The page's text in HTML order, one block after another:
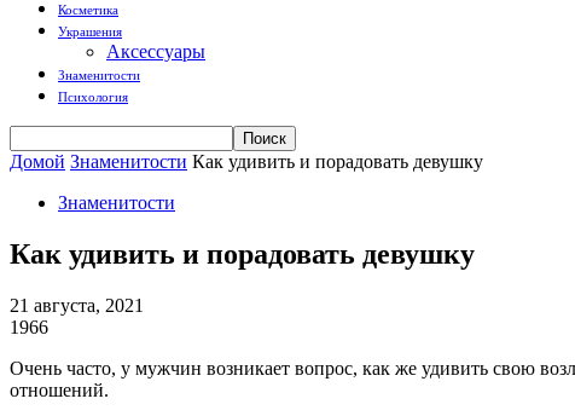
Косметика
Украшения
Аксессуары
Знаменитости
Психология
Домой Знаменитости Как удивить и порадовать девушку
Знаменитости
Как удивить и порадовать девушку
21 августа, 2021
1966
Очень часто, у мужчин возникает вопрос, как же удивить свою
отношений.